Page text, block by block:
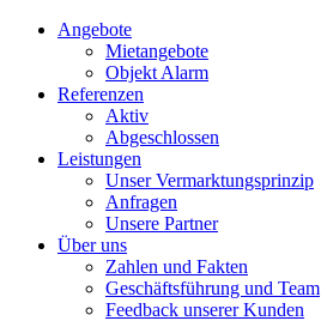
Angebote
Mietangebote
Objekt Alarm
Referenzen
Aktiv
Abgeschlossen
Leistungen
Unser Vermarktungsprinzip
Anfragen
Unsere Partner
Über uns
Zahlen und Fakten
Geschäftsführung und Team
Feedback unserer Kunden